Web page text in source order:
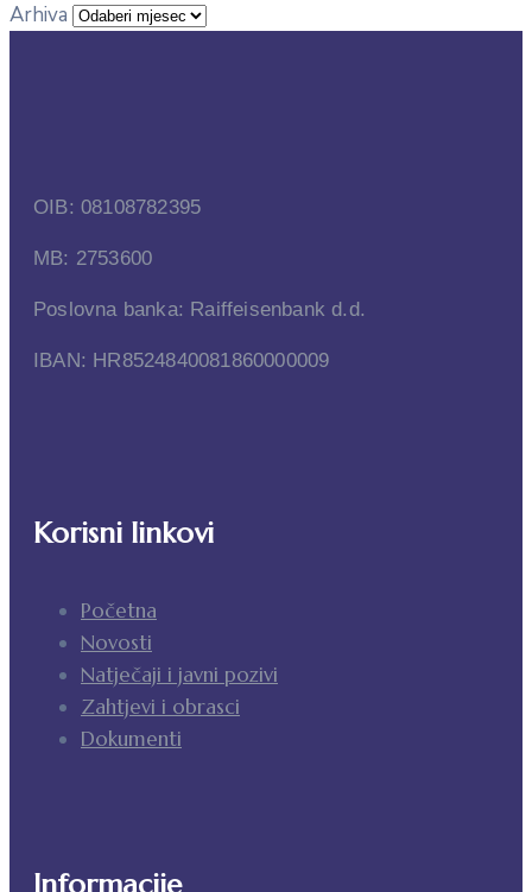
Arhiva
OIB: 08108782395
MB: 2753600
Poslovna banka: Raiffeisenbank d.d.
IBAN: HR8524840081860000009
Korisni linkovi
Početna
Novosti
Natječaji i javni pozivi
Zahtjevi i obrasci
Dokumenti
Informacije